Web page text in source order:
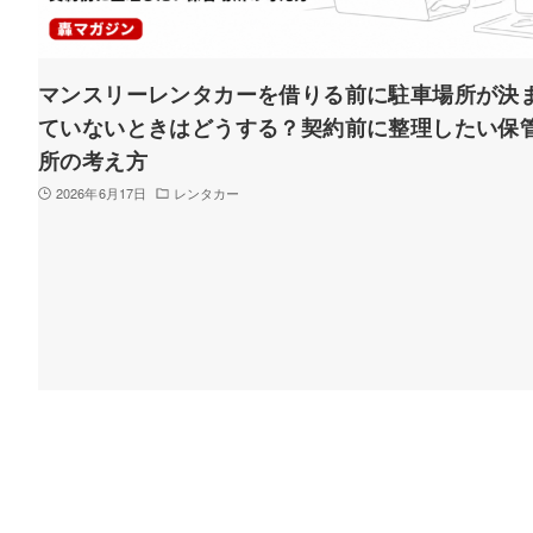
マンスリーレンタカーを借りる前に駐車場所が決
ていないときはどうする？契約前に整理したい保
所の考え方
2026年6月17日 レンタカー